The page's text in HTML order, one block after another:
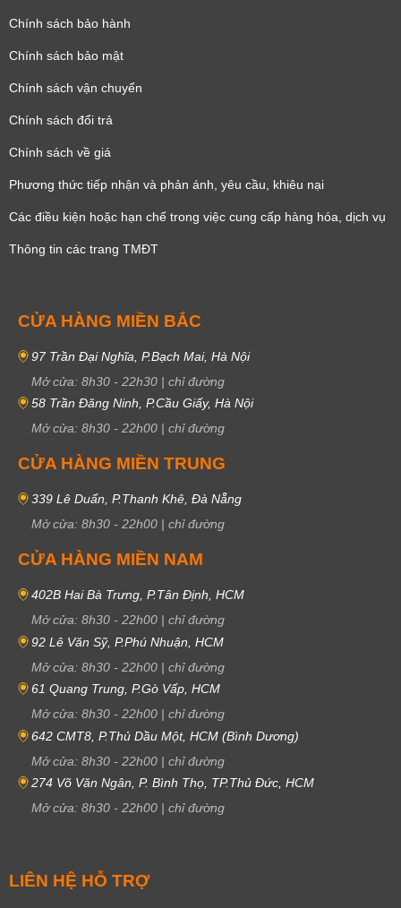
Chính sách bảo hành
Chính sách bảo mật
Chính sách vận chuyển
Chính sách đổi trả
Chính sách về giá
Phương thức tiếp nhận và phản ánh, yêu cầu, khiêu nại
Các điều kiện hoặc hạn chế trong việc cung cấp hàng hóa, dịch vụ
Thông tin các trang TMĐT
CỬA HÀNG MIỀN BẮC
97 Trần Đại Nghĩa, P.Bạch Mai, Hà Nội
Mở cửa: 8h30 - 22h30 | chỉ đường
58 Trần Đăng Ninh, P.Cầu Giấy, Hà Nội
Mở cửa: 8h30 - 22h00 | chỉ đường
CỬA HÀNG MIỀN TRUNG
339 Lê Duẩn, P.Thanh Khê, Đà Nẵng
Mở cửa: 8h30 - 22h00 | chỉ đường
CỬA HÀNG MIỀN NAM
402B Hai Bà Trưng, P.Tân Định, HCM
Mở cửa: 8h30 - 22h00 | chỉ đường
92 Lê Văn Sỹ, P.Phú Nhuận, HCM
Mở cửa: 8h30 - 22h00 | chỉ đường
61 Quang Trung, P.Gò Vấp, HCM
Mở cửa: 8h30 - 22h00 | chỉ đường
642 CMT8, P.Thủ Dầu Một, HCM (Bình Dương)
Mở cửa: 8h30 - 22h00 | chỉ đường
274 Võ Văn Ngân, P. Bình Thọ, TP.Thủ Đức, HCM
Mở cửa: 8h30 - 22h00 | chỉ đường
LIÊN HỆ HỖ TRỢ